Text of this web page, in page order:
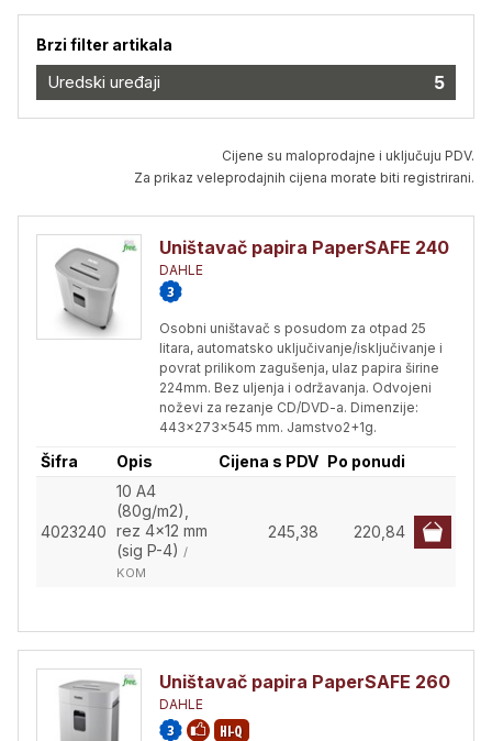
Brzi filter artikala
Uredski uređaji 5
Cijene su maloprodajne i uključuju PDV.
Za prikaz veleprodajnih cijena morate biti registrirani.
Uništavač papira PaperSAFE 240
DAHLE
Osobni uništavač s posudom za otpad 25
litara, automatsko uključivanje/isključivanje i
povrat prilikom zagušenja, ulaz papira širine
224mm. Bez uljenja i održavanja. Odvojeni
noževi za rezanje CD/DVD-a. Dimenzije:
443x273x545 mm. Jamstvo2+1g.
Šifra Opis Cijena s PDV Po ponudi
4023240
10 A4
(80g/m2),
rez 4x12 mm
(sig P-4) /
KOM
245,38 220,84
Uništavač papira PaperSAFE 260
DAHLE